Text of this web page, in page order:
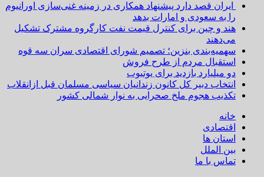
ایران قصد دارد پیشنهاد همکاری در زمینه غنی‌سازی اورانیوم
را به سعودی و امارات بدهد
هند و چین برای کنترل قیمت نفت کارگروه مشترک تشکیل
می‌دهند
سهمیه‌بندی بنزین؛ تصمیم شورای اقتصادی سران سه قوه
استقبال مردم از طرح فروش
دو میلیارد بازدید برای یوتیوب
انتخاب دبیر کل کانون زندانیان سیاسی مسلمان قبل ازانقلاب
تکذیب هجوم ملخ صحرایی به نوار شمالی کشور
خانه
اقتصادی
استان ها
بین الملل
تماس با ما